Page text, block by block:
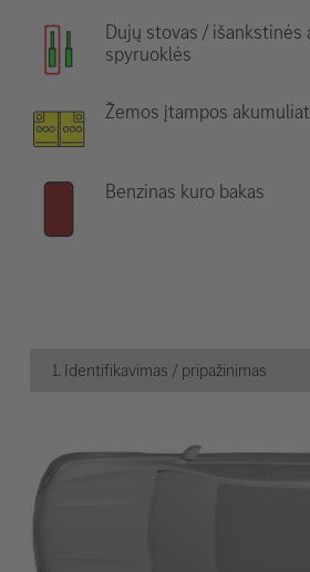
Dujų stovas / išankstinės
spyruoklės
Žemos įtampos
Benzinas kuro bakas
1. Identifikavimas / pripažinimas